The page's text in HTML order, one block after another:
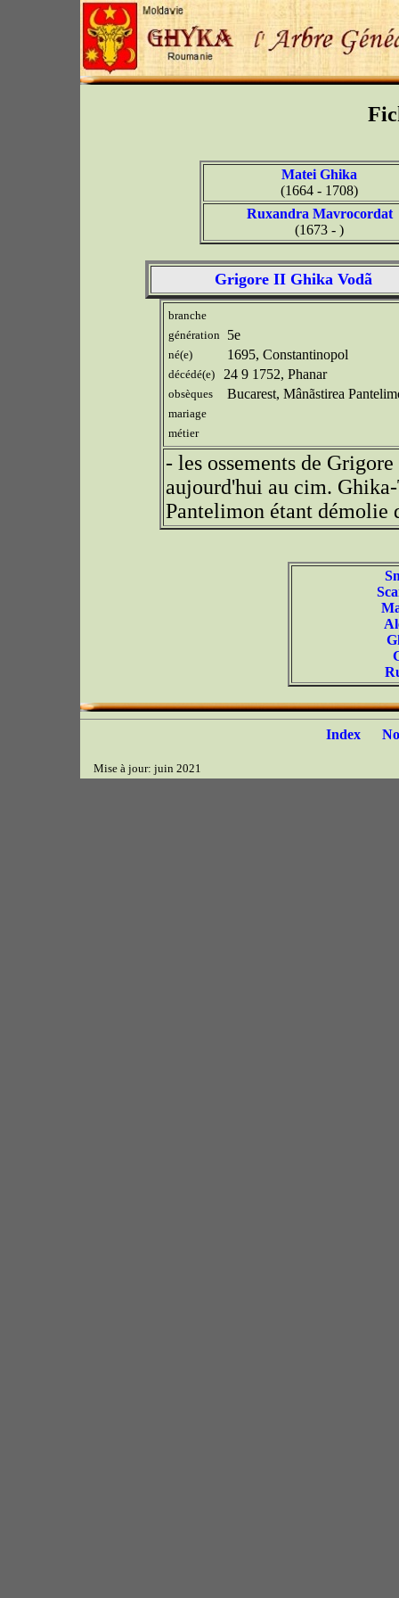
Matei Ghika
(1664 - 1708)
Ruxandra Mavrocordat
(1673 - )
Grigore II Ghika Vodã
branche
génération
5e
né(e) 1695, Constantinopol
décédé(e) 24 9 1752, Phanar
obsèques Bucarest, Mânãstirea
mariage
métier
- les ossements de
aujourd'hui au cim.
Pantelimon étant démolie
Index
Mise à jour: juin 2021